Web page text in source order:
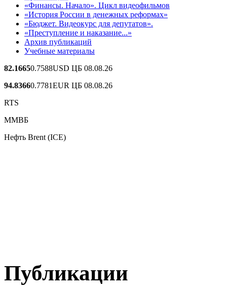
«Финансы. Начало». Цикл видеофильмов
«История России в денежных реформах»
«Бюджет. Видеокурс для депутатов».
«Преступление и наказание...»
Архив публикаций
Учебные материалы
82.16650.7588USD ЦБ 08.08.26
94.83660.7781EUR ЦБ 08.08.26
RTS
ММВБ
Нефть Brent (ICE)
Публикации